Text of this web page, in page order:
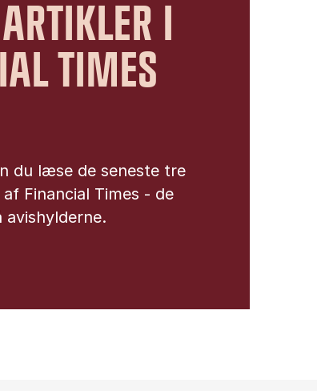
I
TIMES
du læse de seneste tre
Financial Times - de
avishylderne.